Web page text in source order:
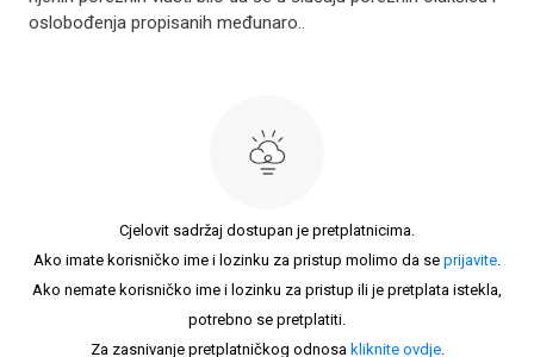
oslobođenja propisanih međunaro..
Cjelovit sadržaj dostupan je pretplatnicima.
Ako imate korisničko ime i lozinku za pristup molimo da se prijavite.
Ako nemate korisničko ime i lozinku za pristup ili je pretplata istekla,
potrebno se pretplatiti.
Za zasnivanje pretplatničkog odnosa kliknite ovdje.